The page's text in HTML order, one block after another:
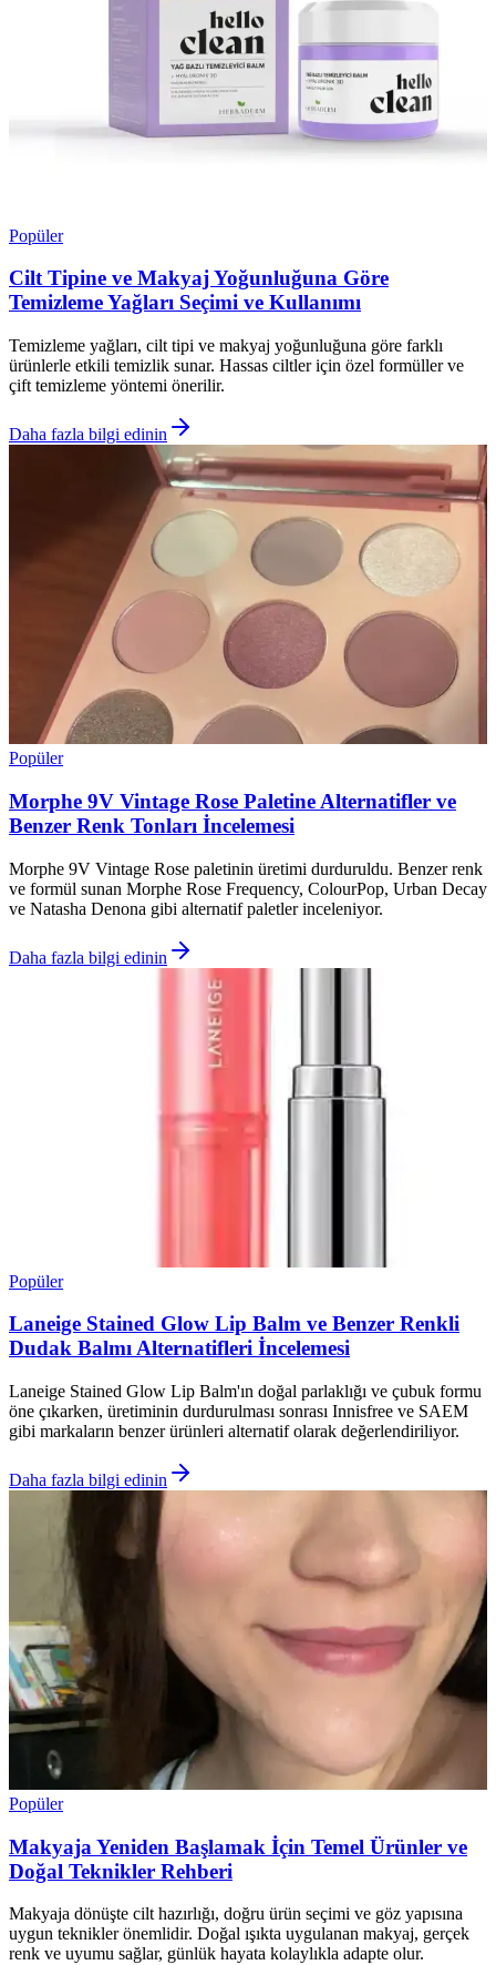
Popüler
Cilt Tipine ve Makyaj Yoğunluğuna Göre
Temizleme Yağları Seçimi ve Kullanımı
Temizleme yağları, cilt tipi ve makyaj yoğunluğuna göre farklı
ürünlerle etkili temizlik sunar. Hassas ciltler için özel formüller ve
çift temizleme yöntemi önerilir.
Daha fazla bilgi edinin
Popüler
Morphe 9V Vintage Rose Paletine Alternatifler ve
Benzer Renk Tonları İncelemesi
Morphe 9V Vintage Rose paletinin üretimi durduruldu. Benzer renk
ve formül sunan Morphe Rose Frequency, ColourPop, Urban Decay
ve Natasha Denona gibi alternatif paletler inceleniyor.
Daha fazla bilgi edinin
Popüler
Laneige Stained Glow Lip Balm ve Benzer Renkli
Dudak Balmı Alternatifleri İncelemesi
Laneige Stained Glow Lip Balm'ın doğal parlaklığı ve çubuk formu
öne çıkarken, üretiminin durdurulması sonrası Innisfree ve SAEM
gibi markaların benzer ürünleri alternatif olarak değerlendiriliyor.
Daha fazla bilgi edinin
Popüler
Makyaja Yeniden Başlamak İçin Temel Ürünler ve
Doğal Teknikler Rehberi
Makyaja dönüşte cilt hazırlığı, doğru ürün seçimi ve göz yapısına
uygun teknikler önemlidir. Doğal ışıkta uygulanan makyaj, gerçek
renk ve uyumu sağlar, günlük hayata kolaylıkla adapte olur.